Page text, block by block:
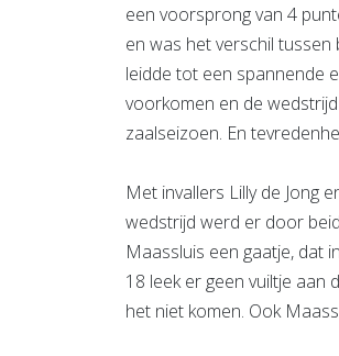
een voorsprong van 4
en was het verschil
leidde tot een spannende
voorkomen en de
zaalseizoen. En
Met invallers Lilly de Jong
wedstrijd werd er door
Maassluis een gaatje, dat
18 leek er geen vuiltje aan
het niet komen. Ook